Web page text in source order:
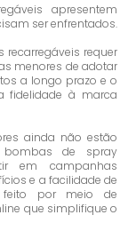
​​apresentem
ser enfrentados.
recarregáveis ​​requer
menores de adotar
a longo prazo e o
fidelidade à marca
ainda não estão
bombas de spray
em campanhas
e a facilidade de
feito por meio de
que simplifique o